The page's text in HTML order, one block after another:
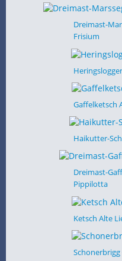
Dreimast-
Frisium
Gaffelketsch
Haikutter-
Dreimast-
Pippilotta
Ketsch Alte
Schonerbrigg